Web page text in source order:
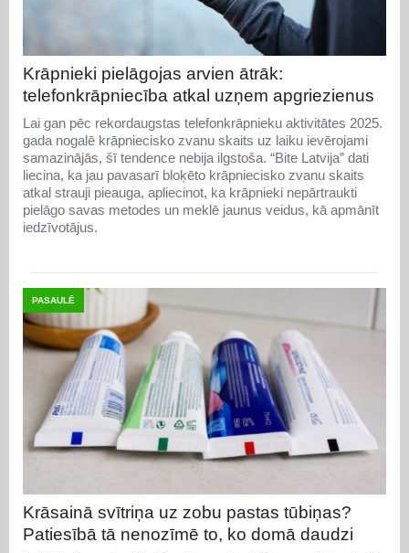
Krāpnieki pielāgojas arvien ātrāk:
telefonkrāpniecība atkal uzņem apgriezienus
Lai gan pēc rekordaugstas telefonkrāpnieku aktivitātes 2025.
gada nogalē krāpniecisko zvanu skaits uz laiku ievērojami
samazinājās, šī tendence nebija ilgstoša. “Bite Latvija” dati
liecina, ka jau pavasarī bloķēto krāpniecisko zvanu skaits
atkal strauji pieauga, apliecinot, ka krāpnieki nepārtraukti
pielāgo savas metodes un meklē jaunus veidus, kā apmānīt
iedzīvotājus.
PASAULĒ
Krāsainā svītriņa uz zobu pastas tūbiņas?
Patiesībā tā nenozīmē to, ko domā daudzi